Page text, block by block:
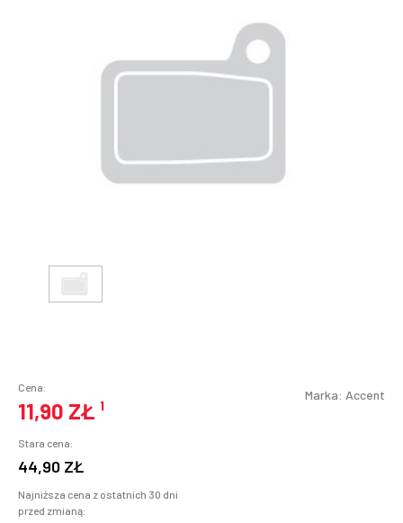
Cena:
11,90 ZŁ ¹
Stara cena:
44,90 ZŁ
Najniższa cena z ostatnich 30 dni
przed zmianą:
Marka: Accent